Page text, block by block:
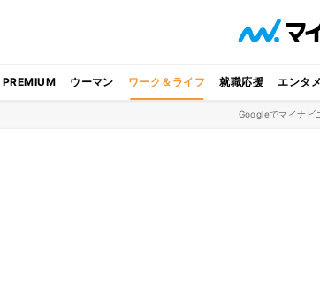
PREMIUM ウーマン ワーク＆ライフ 就職応援 エンタメ
Googleでマイナビ